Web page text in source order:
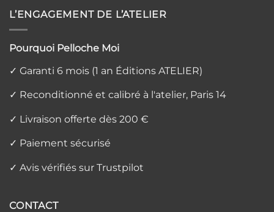
L’ENGAGEMENT DE L’ATELIER
Pourquoi Pelloche Moi
✓ Garanti 6 mois (1 an Éditions ATELIER)
✓ Reconditionné et calibré à l'atelier, Paris 14
✓ Livraison offerte dès 200 €
✓ Paiement sécurisé
✓ Avis vérifiés sur Trustpilot
CONTACT